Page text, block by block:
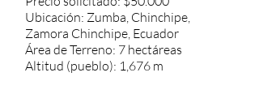
Ubicación: Zumba, Chinchipe,
Zamora Chinchipe, Ecuador
Área de Terreno: 7 hectáreas
Altitud (pueblo): 1,676 m